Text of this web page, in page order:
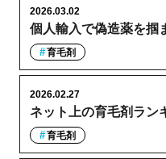
個人輸入で偽造薬を掴
2026.03.02
育毛剤
ネット上の育毛剤ラン
2026.02.27
育毛剤